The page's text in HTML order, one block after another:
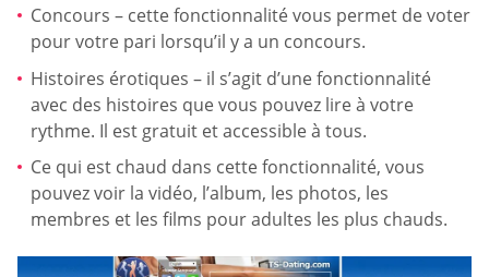
Concours – cette fonctionnalité vous permet de voter
pour votre pari lorsqu’il y a un concours.
Histoires érotiques – il s’agit d’une fonctionnalité
avec des histoires que vous pouvez lire à votre
rythme. Il est gratuit et accessible à tous.
Ce qui est chaud dans cette fonctionnalité, vous
pouvez voir la vidéo, l’album, les photos, les
membres et les films pour adultes les plus chauds.